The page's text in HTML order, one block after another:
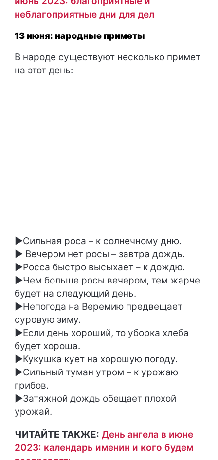
неблагоприятные дни для дел
13 июня: народные приметы
В народе существуют несколько примет
на этот день:
►Сильная роса – к солнечному дню.
► Вечером нет росы – завтра дождь.
►Росса быстро высыхает – к дождю.
►Чем больше росы вечером, тем жарче
будет на следующий день.
►Непогода на Веремию предвещает
суровую зиму.
►Если день хороший, то уборка хлеба
будет хороша.
►Кукушка кует на хорошую погоду.
►Сильный туман утром – к урожаю
грибов.
►Затяжной дождь обещает плохой
урожай.
ЧИТАЙТЕ ТАКЖЕ: День ангела в июне
2023: календарь именин и кого будем